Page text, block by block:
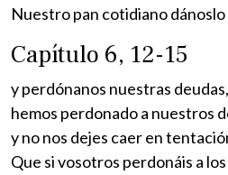
Nuestro pan cotidiano dánoslo
Capítulo 6, 12-15
y perdónanos nuestras
hemos perdonado a nuestros
y no nos dejes caer en
Que si vosotros perdonáis a